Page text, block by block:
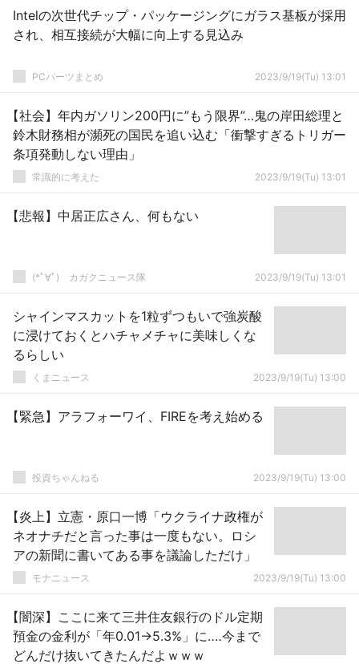
Intelの次世代チップ・パッケージングにガラス基板が採用
され、相互接続が大幅に向上する見込み
PCパーツまとめ 2023/9/19(Tu) 13:01
【社会】年内ガソリン200円に”もう限界”…鬼の岸田総理と
鈴木財務相が瀕死の国民を追い込む「衝撃すぎるトリガー
条項発動しない理由」
常識的に考えた 2023/9/19(Tu) 13:01
【悲報】中居正広さん、何もない
(*ﾟ∀ﾟ)ゞカガクニュース隊 2023/9/19(Tu) 13:01
シャインマスカットを1粒ずつもいで強炭酸
に浸けておくとハチャメチャに美味しくな
るらしい
くまニュース 2023/9/19(Tu) 13:00
【緊急】アラフォーワイ、FIREを考え始める
投資ちゃんねる 2023/9/19(Tu) 13:00
【炎上】立憲・原口一博「ウクライナ政権が
ネオナチだと言った事は一度もない。ロシ
アの新聞に書いてある事を議論しただけ」
モナニュース 2023/9/19(Tu) 13:00
【闇深】ここに来て三井住友銀行のドル定期
預金の金利が「年0.01→5.3%」に‥‥今まで
どんだけ抜いてきたんだよｗｗｗ